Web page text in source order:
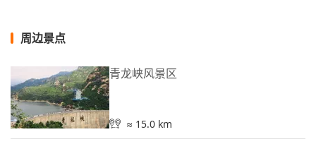
周边景点
青龙峡风景区
≈ 15.0 km